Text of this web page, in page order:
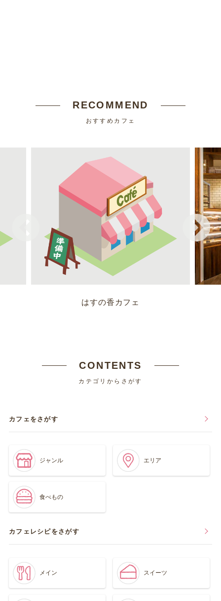
RECOMMEND
おすすめカフェ
はすの香カフェ
CONTENTS
カテゴリからさがす
カフェをさがす
ジャンル エリア
食べもの
カフェレシピをさがす
メイン スイーツ